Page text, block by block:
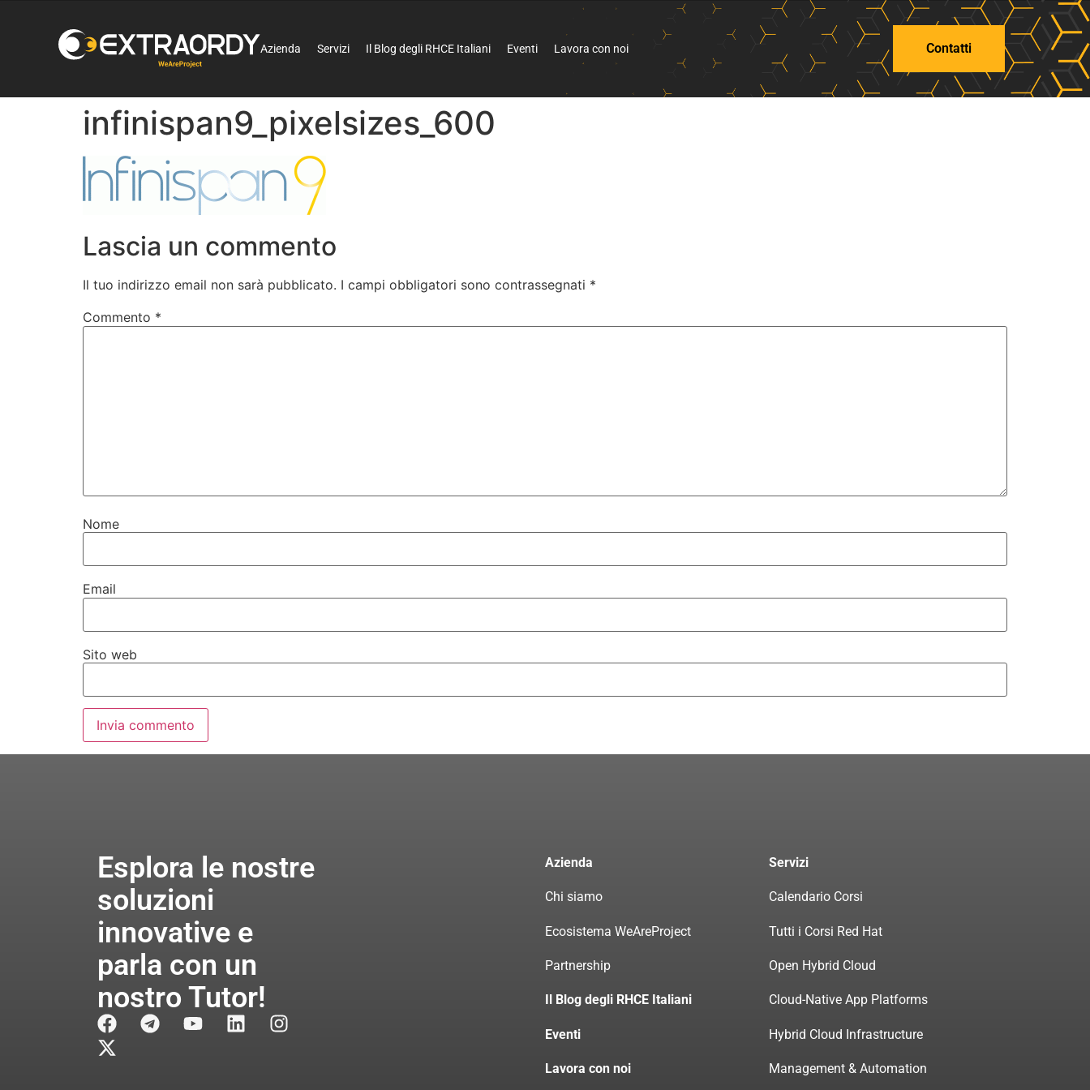
Azienda Servizi Il Blog degli RHCE Italiani Eventi Lavora con noi Contatti
infinispan9_pixelsizes_600
Lascia un commento
Il tuo indirizzo email non sarà pubblicato. I campi obbligatori sono contrassegnati *
Commento *
Nome
Email
Sito web
Esplora le nostre
soluzioni
innovative e
parla con un
nostro Tutor!
Azienda
Chi siamo
Ecosistema WeAreProject
Partnership
Il Blog degli RHCE Italiani
Eventi
Lavora con noi
Servizi
Calendario Corsi
Tutti i Corsi Red Hat
Open Hybrid Cloud
Cloud-Native App Platforms
Hybrid Cloud Infrastructure
Management & Automation